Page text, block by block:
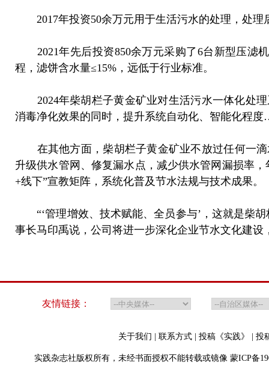
2017年投资50余万元用于生活污水的处理，处理
2021年先后投资850余万元采购了6台新型压滤
程，滤饼含水量≤15%，远低于行业标准。
2024年柴胡栏子黄金矿业对生活污水一体化处理
消毒净化效果的同时，提升系统自动化、智能化程
在其他方面，柴胡栏子黄金矿业不放过任何一滴
升级供水管网、修复漏水点，减少供水管网漏损率
+线下”宣教矩阵，系统化普及节水法规与技术成果。
“‘管理增效、技术赋能、全员参与’，这就是柴胡
事长马印禹说，公司将进一步深化企业节水文化建
友情链接：
关于我们 联系方式 投稿《实践》 投
实践杂志社版权所有，未经书面授权不能转载或镜像 蒙ICP备